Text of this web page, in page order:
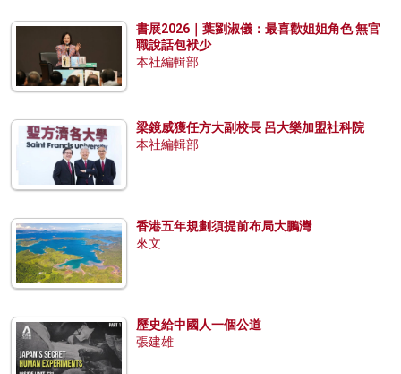
書展2026｜葉劉淑儀：最喜歡姐姐角色 無官
職說話包袱少
本社編輯部
梁鏡威獲任方大副校長 呂大樂加盟社科院
本社編輯部
香港五年規劃須提前布局大鵬灣
來文
歷史給中國人一個公道
張建雄